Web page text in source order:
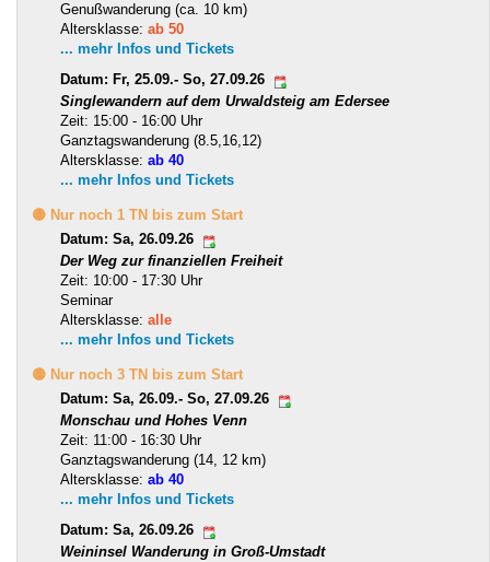
Genußwanderung (ca. 10 km)
Altersklasse: ab 50
... mehr Infos und Tickets
Datum: Fr, 25.09.- So, 27.09.26
Singlewandern auf dem Urwaldsteig am Edersee
Zeit: 15:00 - 16:00 Uhr
Ganztagswanderung (8.5,16,12)
Altersklasse: ab 40
... mehr Infos und Tickets
🟡 Nur noch 1 TN bis zum Start
Datum: Sa, 26.09.26
Der Weg zur finanziellen Freiheit
Zeit: 10:00 - 17:30 Uhr
Seminar
Altersklasse: alle
... mehr Infos und Tickets
🟡 Nur noch 3 TN bis zum Start
Datum: Sa, 26.09.- So, 27.09.26
Monschau und Hohes Venn
Zeit: 11:00 - 16:30 Uhr
Ganztagswanderung (14, 12 km)
Altersklasse: ab 40
... mehr Infos und Tickets
Datum: Sa, 26.09.26
Weininsel Wanderung in Groß-Umstadt